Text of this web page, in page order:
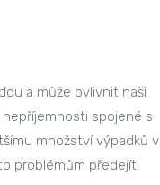
a může ovlivnit naši
spojené s
množství výpadků v
problémům předejít.